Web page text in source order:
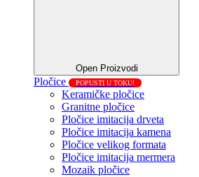
Open Proizvodi
Pločice POPUSTI U TOKU!
Keramičke pločice
Granitne pločice
Pločice imitacija drveta
Pločice imitacija kamena
Pločice velikog formata
Pločice imitacija mermera
Mozaik pločice